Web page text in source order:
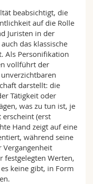
beabsichtigt, die
auf die Rolle
Juristen in der
das klassische
Als Personifikation
vollführt der
darstellt: die
Tätigkeit oder
was zu tun ist, je
erscheint (erst
Hand zeigt auf eine
während seine
Vergangenheit
festgelegten Werten,
keine gibt, in Form